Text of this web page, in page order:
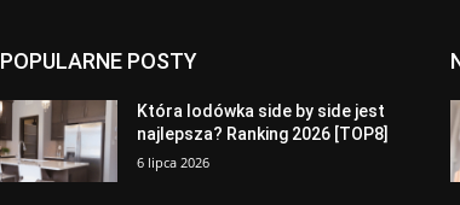
POPULARNE POSTY
Która lodówka side by side jest
najlepsza? Ranking 2026 [TOP8]
6 lipca 2026